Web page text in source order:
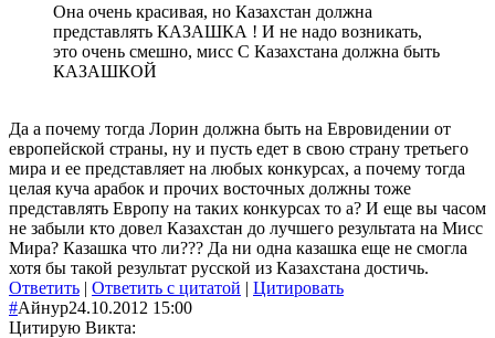
Она очень красивая, но Казахстан должна
представлять КАЗАШКА ! И не надо возникать,
это очень смешно, мисс С Казахстана должна быть
КАЗАШКОЙ
Да а почему тогда Лорин должна быть на Евровидении от
европейской страны, ну и пусть едет в свою страну третьего
мира и ее представляет на любых конкурсах, а почему тогда
целая куча арабок и прочих восточных должны тоже
представлять Европу на таких конкурсах то а? И еще вы часом
не забыли кто довел Казахстан до лучшего результата на Мисс
Мира? Казашка что ли??? Да ни одна казашка еще не смогла
хотя бы такой результат русской из Казахстана достичь.
Ответить | Ответить с цитатой | Цитировать
#Айнур24.10.2012 15:00
Цитирую Викта: